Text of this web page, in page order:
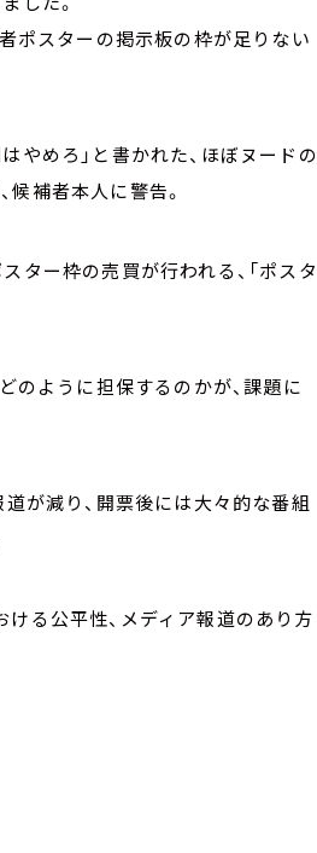
ポスターの掲示板の枠が足りない
やめろ」と書かれた、ほぼヌードの
補者本人に警告。
ター枠の売買が行われる、「ポスタ
のように担保するのかが、課題に
が減り、開票後には大々的な番組
る公平性、メディア報道のあり方